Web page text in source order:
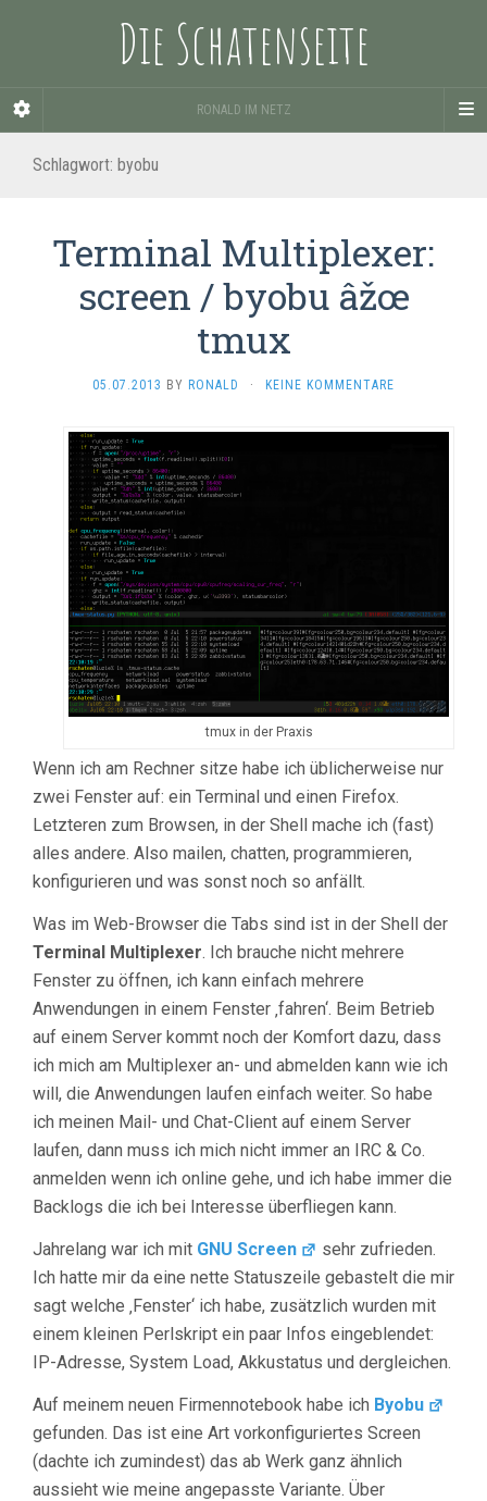
Die Schatenseite
RONALD IM NETZ
Schlagwort: byobu
Terminal Multiplexer:
screen / byobu âžœ
tmux
05.07.2013 BY RONALD · KEINE KOMMENTARE
tmux in der Praxis
Wenn ich am Rechner sitze habe ich üblicherweise nur
zwei Fenster auf: ein Terminal und einen Firefox.
Letzteren zum Browsen, in der Shell mache ich (fast)
alles andere. Also mailen, chatten, programmieren,
konfigurieren und was sonst noch so anfällt.
Was im Web-Browser die Tabs sind ist in der Shell der
Terminal Multiplexer. Ich brauche nicht mehrere
Fenster zu öffnen, ich kann einfach mehrere
Anwendungen in einem Fenster ‚fahren‘. Beim Betrieb
auf einem Server kommt noch der Komfort dazu, dass
ich mich am Multiplexer an- und abmelden kann wie ich
will, die Anwendungen laufen einfach weiter. So habe
ich meinen Mail- und Chat-Client auf einem Server
laufen, dann muss ich mich nicht immer an IRC & Co.
anmelden wenn ich online gehe, und ich habe immer die
Backlogs die ich bei Interesse überfliegen kann.
Jahrelang war ich mit GNU Screen
sehr zufrieden.
Ich hatte mir da eine nette Statuszeile gebastelt die mir
sagt welche ‚Fenster‘ ich habe, zusätzlich wurden mit
einem kleinen Perlskript ein paar Infos eingeblendet:
IP-Adresse, System Load, Akkustatus und dergleichen.
Auf meinem neuen Firmennotebook habe ich Byobu
gefunden. Das ist eine Art vorkonfiguriertes Screen
(dachte ich zumindest) das ab Werk ganz ähnlich
aussieht wie meine angepasste Variante. Über